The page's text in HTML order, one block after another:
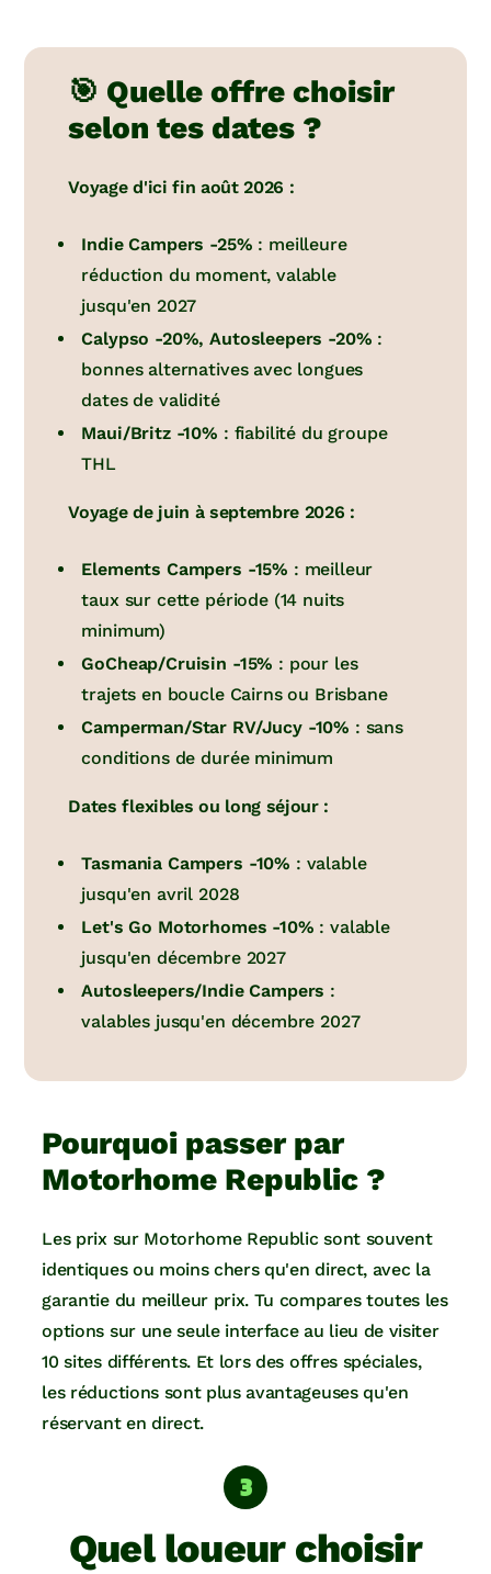
🎯 Quelle offre choisir
selon tes dates ?
Voyage d'ici fin août 2026 :
Indie Campers -25% : meilleure
réduction du moment, valable
jusqu'en 2027
Calypso -20%, Autosleepers -20% :
bonnes alternatives avec longues
dates de validité
Maui/Britz -10% : fiabilité du groupe
THL
Voyage de juin à septembre 2026 :
Elements Campers -15% : meilleur
taux sur cette période (14 nuits
minimum)
GoCheap/Cruisin -15% : pour les
trajets en boucle Cairns ou Brisbane
Camperman/Star RV/Jucy -10% : sans
conditions de durée minimum
Dates flexibles ou long séjour :
Tasmania Campers -10% : valable
jusqu'en avril 2028
Let's Go Motorhomes -10% : valable
jusqu'en décembre 2027
Autosleepers/Indie Campers :
valables jusqu'en décembre 2027
Pourquoi passer par
Motorhome Republic ?
Les prix sur Motorhome Republic sont souvent
identiques ou moins chers qu'en direct, avec la
garantie du meilleur prix. Tu compares toutes les
options sur une seule interface au lieu de visiter
10 sites différents. Et lors des offres spéciales,
les réductions sont plus avantageuses qu'en
réservant en direct.
Quel loueur choisir